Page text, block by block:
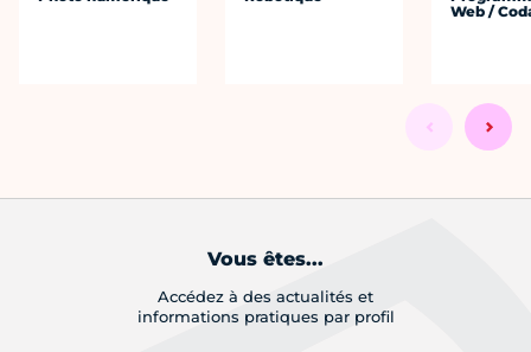
Web /
Vous êtes...
Accédez à des actualités et
informations pratiques par profil